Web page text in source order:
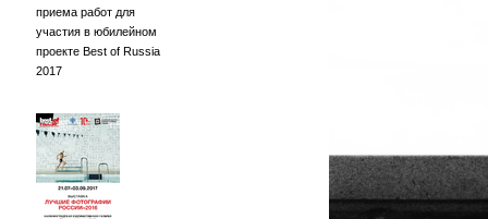
приема работ для
участия в юбилейном
проекте Best of Russia
2017